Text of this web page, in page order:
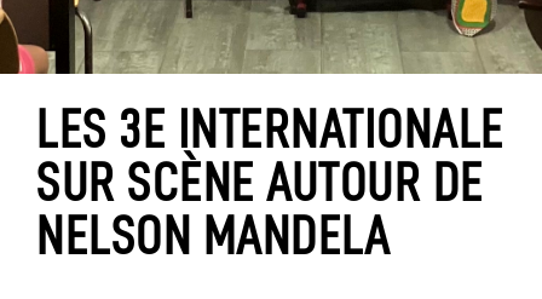
LES 3E INTERNATIONALE
SUR SCÈNE AUTOUR DE
NELSON MANDELA